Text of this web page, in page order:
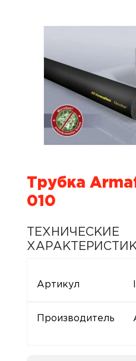
Трубка
010
ТЕХНИЧЕСКИЕ
Артикул
Производитель